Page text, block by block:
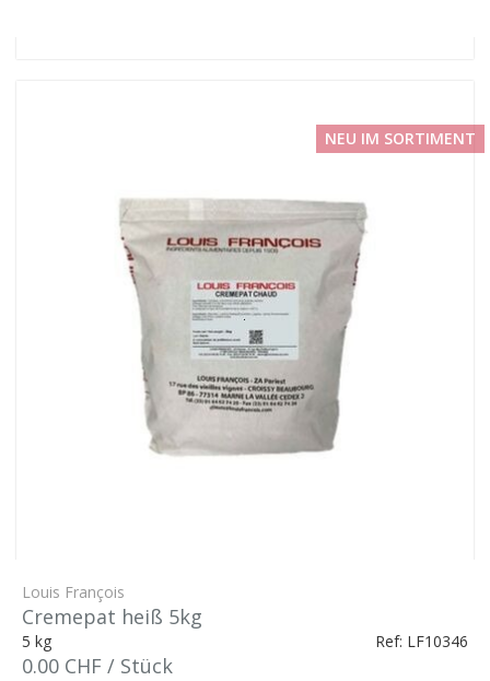
NEU IM SORTIMENT
Louis François
Cremepat heiß 5kg
5 kg Ref: LF10346
0.00 CHF / Stück